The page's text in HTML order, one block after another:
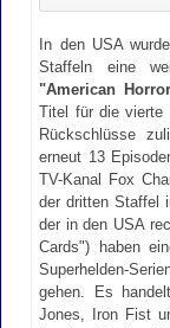
In den USA
Staffeln eine
"American
Titel für die vierte
Rückschlüsse
erneut 13
TV-Kanal Fox
der dritten Staffel
der in den USA
Cards") haben
Superhelden-
gehen. Es
Jones, Iron Fist